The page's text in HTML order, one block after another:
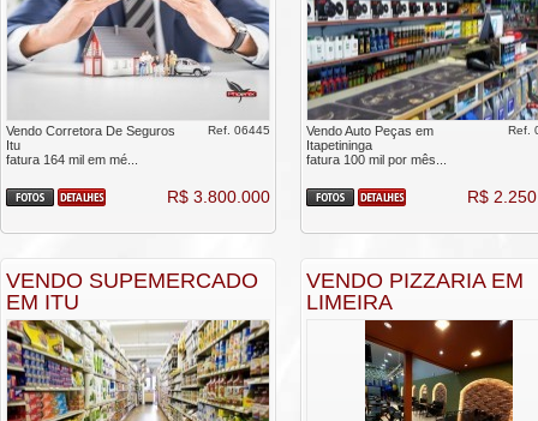
Vendo Corretora De Seguros
Itu
fatura 164 mil em mé...
Ref. 06445
R$ 3.800.000
Vendo Auto Peças em
Itapetininga
fatura 100 mil por mês...
Ref.
R$
VENDO SUPEMERCADO
EM ITU
VENDO PIZZARIA EM
LIMEIRA